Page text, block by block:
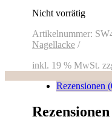
Nicht vorrätig
Artikelnummer:
Nagellacke
inkl. 19 % MwSt.
Rezensionen
Rezensionen